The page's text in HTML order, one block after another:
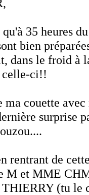
qu'à 35 heures
bien
dans le froid à
celle-ci!!
ma couette
surprise
rentrant de
M et MME
(tu le